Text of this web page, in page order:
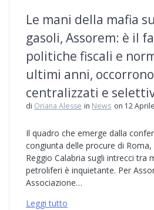
Le mani della mafia
gasoli, Assorem: è il
politiche fiscali e
ultimi anni,
centralizzati e
di Oriana Alesse in News on 12
Il quadro che emerge dalla
congiunta delle procure di
Reggio Calabria sugli intrecci tra
petroliferi è inquietante. Per
Associazione…
Leggi tutto